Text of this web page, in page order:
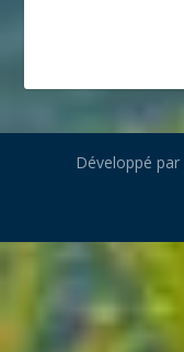
Développé par